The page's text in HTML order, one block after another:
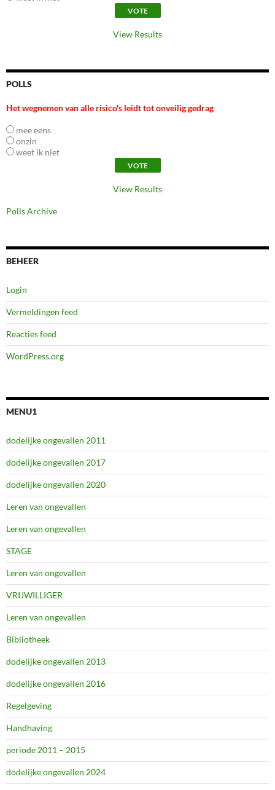
View Results
POLLS
Het wegnemen van alle risico's leidt tot onveilig gedrag
mee eens
onzin
weet ik niet
View Results
Polls Archive
BEHEER
Login
Vermeldingen feed
Reacties feed
WordPress.org
MENU1
dodelijke ongevallen 2011
dodelijke ongevallen 2017
dodelijke ongevallen 2020
Leren van ongevallen
Leren van ongevallen
STAGE
Leren van ongevallen
VRIJWILLIGER
Leren van ongevallen
Bibliotheek
dodelijke ongevallen 2013
dodelijke ongevallen 2016
Regelgeving
Handhaving
periode 2011 – 2015
dodelijke ongevallen 2024